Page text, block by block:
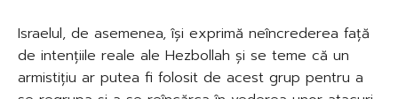
Israelul, de asemenea, își exprimă neîncrederea față
de intențiile reale ale Hezbollah și se teme că un
armistițiu ar putea fi folosit de acest grup pentru a